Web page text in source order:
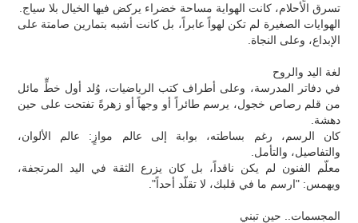
تسرق الأحلام، كانت الهواية مساحة خضراء يركض فيها الخيال بلا سياج.
الهوايات الصغيرة لم تكن لهواً عابراً، بل كانت أشبه بتمارين صامتة على
الإبداع، وعلى النجاة.
لغة اليد والروح
في دفاتر المدرسة، وعلى أطراف كتب الرياضيات، وُلد أول خطٍّ مائل
من قلم رصاص خجول، يرسم طائراً أو وجهاً أو زهرةً تفتحت على حين
دهشة.
كان الرسم، رغم بساطته، بوابة إلى عالم موازٍ: عالم الألوان،
والتفاصيل، والتأمل.
معلّم الفنون لم يكن ناقداً، بل كان يزرع الثقة في اليد المرتجفة،
ويهمس: "ارسم ما في قلبك، لا تقلّد أحداً".
المجسمات.. حين تبني